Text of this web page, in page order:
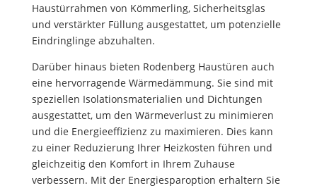
Haustürrahmen von Kömmerling, Sicherheitsglas
und verstärkter Füllung ausgestattet, um potenzielle
Eindringlinge abzuhalten.
Darüber hinaus bieten Rodenberg Haustüren auch
eine hervorragende Wärmedämmung. Sie sind mit
speziellen Isolationsmaterialien und Dichtungen
ausgestattet, um den Wärmeverlust zu minimieren
und die Energieeffizienz zu maximieren. Dies kann
zu einer Reduzierung Ihrer Heizkosten führen und
gleichzeitig den Komfort in Ihrem Zuhause
verbessern. Mit der Energiesparoption erhaltern Sie